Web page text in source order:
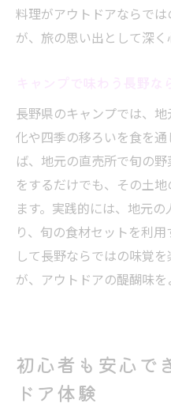
料理がアウトドアならで
が、旅の思い出として深く
長野県のキャンプでは、
化や四季の移ろいを食を
ば、地元の直売所で旬の
をするだけでも、その土
ます。実践的には、地元
り、旬の食材セットを利
して長野ならではの味覚
が、アウトドアの醍醐味を
初心者も安心で
ドア体験